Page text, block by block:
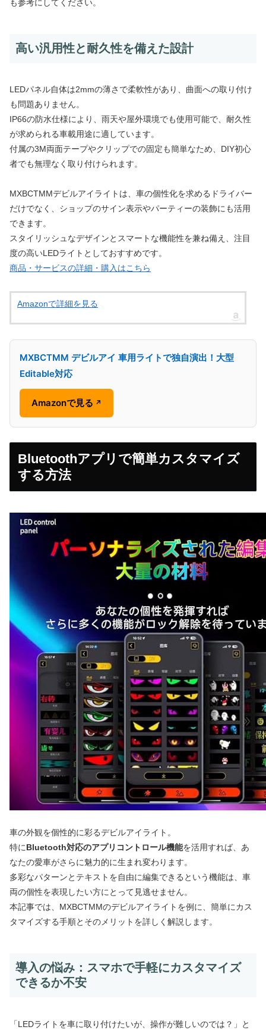
も参考にしてください。
高い汎用性と耐久性を備えた設計
LEDパネル自体は2mmの薄さで柔軟性があり、曲面への取り付け
も問題ありません。
IP66の防水仕様により、雨天や屋外環境でも使用可能で、耐久性
が求められる車載用途に適しています。
付属の3M両面テープやクリップでの固定も簡単なため、DIY初心
者でも無理なく取り付けられます。
MXBCTMMデビルアイライトは、車の個性化を求めるドライバー
だけでなく、ショップのサイン表示やパーティーの装飾にも活用
できます。
スタイリッシュなデザインとスマートな機能性を兼ね備え、注目
度の高いLEDライトとしておすすめです。
商品・サービスの詳細・購入はこちら
Amazonで詳細を見る
MXBCTMM デビルアイ 車用ライトで独自演出！大型
Editable対応
Amazonで見る ↗
Bluetoothアプリで簡単カスタマイズ
する方法
車の外観を個性的に彩るデビルアイライト。
特にBluetooth対応のアプリコントロール機能を活用すれば、あ
なたの愛車がさらに魅力的に生まれ変わります。
多彩なパターンとテキストを自由に編集できるという機能は、車
両の個性を表現したい方にとって見逃せません。
本記事では、MXBCTMMのデビルアイライトを例に、簡単にカス
タマイズする手順とそのメリットを詳しく解説します。
導入の悩み：スマホで手軽にカスタマイズ
できるか不安
「LEDライトを車に取り付けたいが、操作が難しいのでは？」と